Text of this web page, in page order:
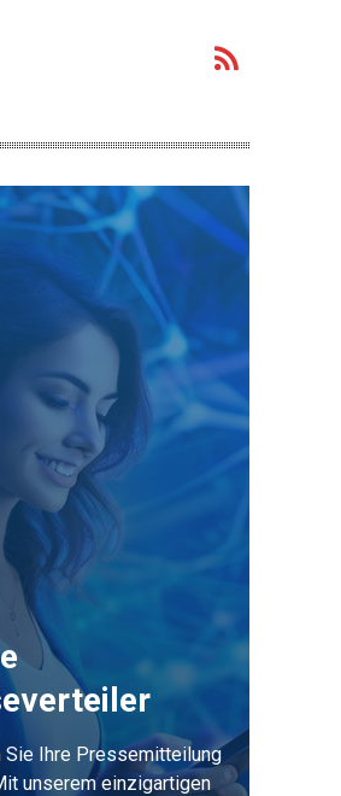
Sie Ihre Pressemitteilung
unserem einzigartigen